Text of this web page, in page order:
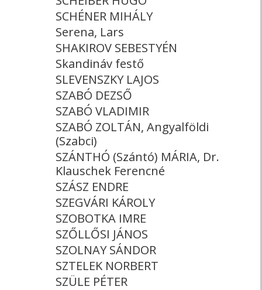
SCHÉNER MIHÁLY
Serena, Lars
SHAKIROV SEBESTYÉN
Skandináv festő
SLEVENSZKY LAJOS
SZABÓ DEZSŐ
SZABÓ VLADIMIR
SZABÓ ZOLTÁN, Angyalföldi
(Szabci)
SZÁNTHÓ (Szántó) MÁRIA, Dr.
Klauschek Ferencné
SZÁSZ ENDRE
SZEGVÁRI KÁROLY
SZOBOTKA IMRE
SZŐLLŐSI JÁNOS
SZOLNAY SÁNDOR
SZTELEK NORBERT
SZÜLE PÉTER